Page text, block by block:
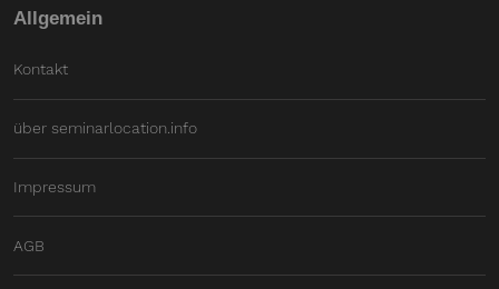
Allgemein
Kontakt
über seminarlocation.info
Impressum
AGB